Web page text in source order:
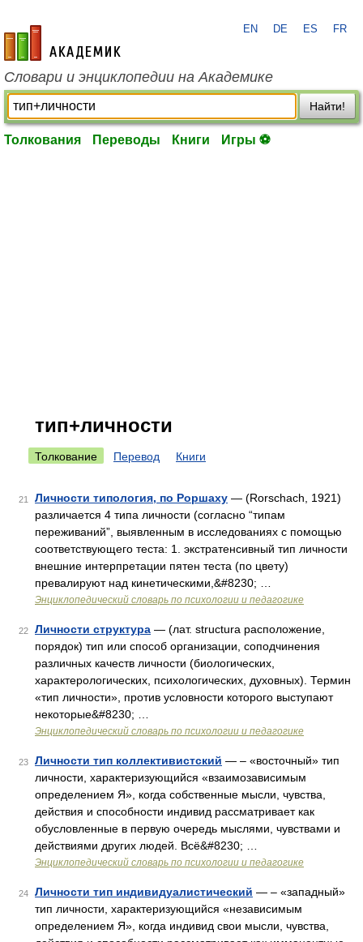
academic.ru
EN DE ES FR
Словари и энциклопедии на Академике
Найти!
Толкования Переводы Книги Игры ⚽
тип+личности
Толкование Перевод Книги
21 Личности типология, по Роршаху — (Rorschach, 1921)
различается 4 типа личности (согласно “типам
переживаний”, выявленным в исследованиях с помощью
соответствующего теста: 1. экстратенсивный тип личности
внешние интерпретации пятен теста (по цвету)
превалируют над кинетическими,&#8230; …
Энциклопедический словарь по психологии и педагогике
22 Личности структура — (лат. structura расположение,
порядок) тип или способ организации, соподчинения
различных качеств личности (биологических,
характерологических, психологических, духовных). Термин
«тип личности», против условности которого выступают
некоторые&#8230; …
Энциклопедический словарь по психологии и педагогике
23 Личности тип коллективистский — – «восточный» тип
личности, характеризующийся «взаимозависимым
определением Я», когда собственные мысли, чувства,
действия и способности индивид рассматривает как
обусловленные в первую очередь мыслями, чувствами и
действиями других людей. Всё&#8230; …
Энциклопедический словарь по психологии и педагогике
24 Личности тип индивидуалистический — – «западный»
тип личности, характеризующийся «независимым
определением Я», когда индивид свои мысли, чувства,